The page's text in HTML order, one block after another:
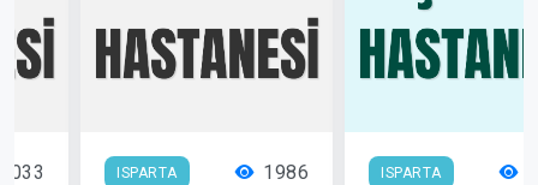
ISPARTA 1986 ISPARTA